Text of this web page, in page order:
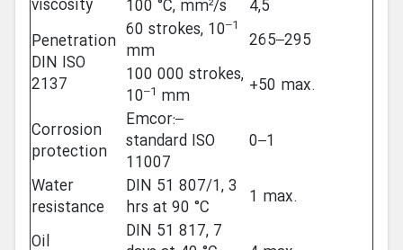
viscosity
100 °C, mm²/s
4,5
Penetration
DIN ISO
2137
60 strokes, 10–1
mm
265–295
100 000 strokes,
10–1 mm
+50 max.
Corrosion
protection
Emcor:–
standard ISO
11007
0–1
Water
resistance
DIN 51 807/1, 3
hrs at 90 °C
1 max.
Oil
DIN 51 817, 7